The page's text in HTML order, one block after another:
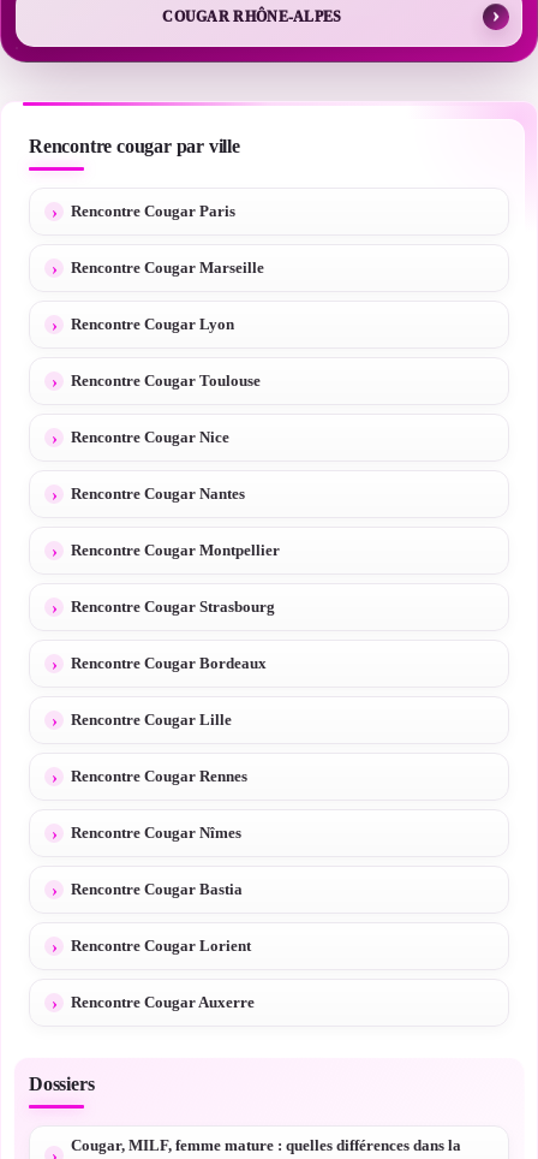
COUGAR RHÔNE-ALPES
Rencontre cougar par ville
Rencontre Cougar Paris
Rencontre Cougar Marseille
Rencontre Cougar Lyon
Rencontre Cougar Toulouse
Rencontre Cougar Nice
Rencontre Cougar Nantes
Rencontre Cougar Montpellier
Rencontre Cougar Strasbourg
Rencontre Cougar Bordeaux
Rencontre Cougar Lille
Rencontre Cougar Rennes
Rencontre Cougar Nîmes
Rencontre Cougar Bastia
Rencontre Cougar Lorient
Rencontre Cougar Auxerre
Dossiers
Cougar, MILF, femme mature : quelles différences dans la